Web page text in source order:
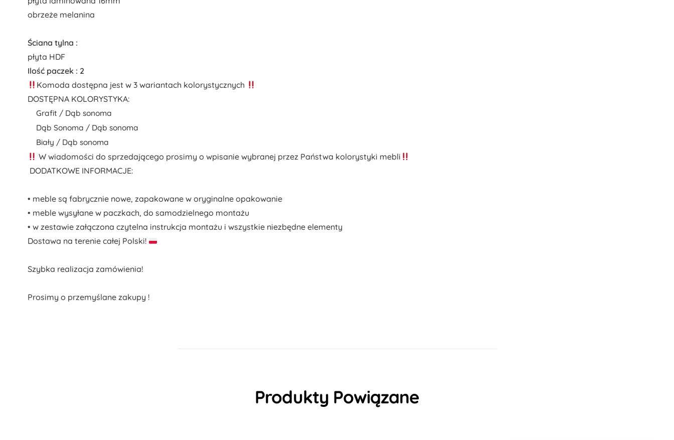
obrzeże melanina
Ściana tylna :
płyta HDF
Ilość paczek : 2
Komoda dostępna jest w 3 wariantach kolorystycznych
DOSTĘPNA KOLORYSTYKA:
Grafit / Dąb sonoma
Dąb Sonoma / Dąb sonoma
Biały / Dąb sonoma
W wiadomości do sprzedającego prosimy o wpisanie wybranej przez Państwa kolorystyki mebli
DODATKOWE INFORMACJE:
• meble są fabrycznie nowe, zapakowane w oryginalne opakowanie
• meble wysyłane w paczkach, do samodzielnego montażu
• w zestawie załączona czytelna instrukcja montażu i wszystkie niezbędne elementy
Dostawa na terenie całej Polski!
Szybka realizacja zamówienia!
Prosimy o przemyślane zakupy !
Produkty Powiązane